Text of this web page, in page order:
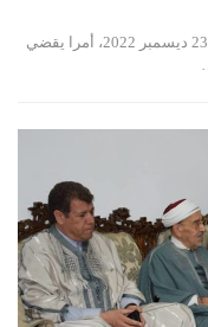
أصدر رئيس الجمهورية قيس سعيّد، اليوم الجمعة 23 ديسمبر 2022، أمرا يقضي